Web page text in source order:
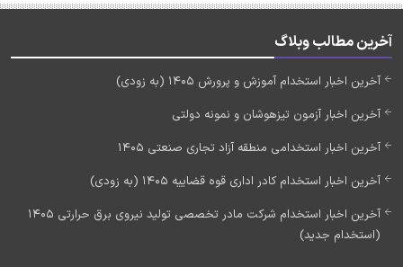
آخرین مطالب وبلاگ
آخرین اخبار استخدام آموزش و پرورش 1405 (به زودی)
آخرین اخبار آزمون تیزهوشان و نمونه دولتی
آخرین اخبار استخدامی منطقه آزاد تجاری صنعتی 1405
آخرین اخبار استخدام کادر اداری قوه قضاییه 1405 (به زودی)
آخرین اخبار استخدام شرکت مادر تخصصی تولید نیروی برق حرارتی 1405
(استخدام جدید)